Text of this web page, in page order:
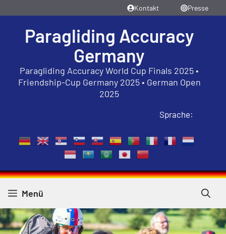
Inhalt
springen
Kontakt Presse
Paragliding Accuracy
Germany
Paragliding Accuracy World Cup Finals 2025 •
Friendship-Cup Germany 2025 • German Open
2025
Sprache:
Menü